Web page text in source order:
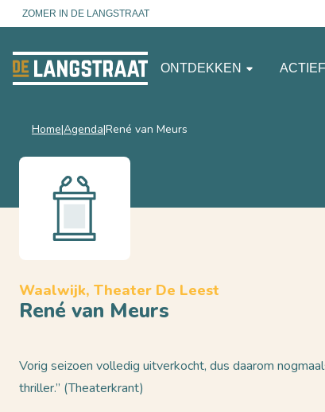
ZOMER IN DE LANGSTRAAT
ONTDEKKEN
Home Agenda René van Meurs
Waalwijk, Theater De Leest
René van Meurs
Vorig seizoen volledig uitverkocht, dus daarom
thriller.” (Theaterkrant)